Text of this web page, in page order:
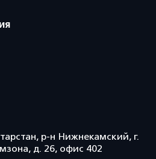
р-н Нижнекамский, г.
д. 26, офис 402